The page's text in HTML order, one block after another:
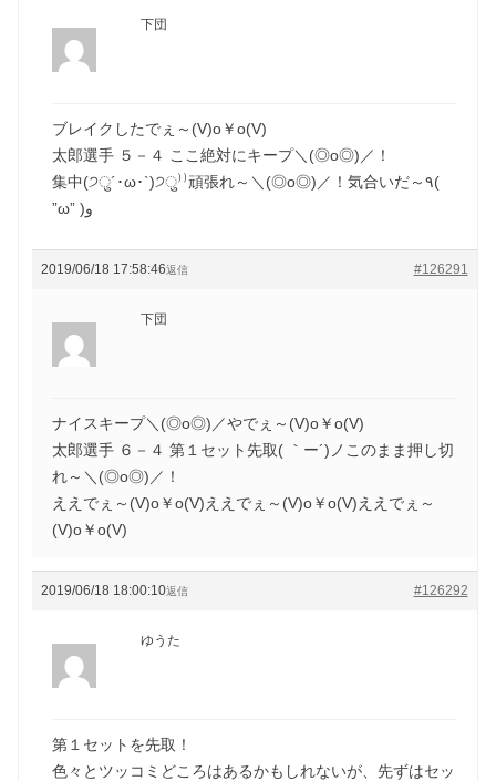
下団
ブレイクしたでぇ～(V)o￥o(V)
太郎選手 ５－４ ここ絶対にキープ＼(◎o◎)／！
集中(੭ु´･ω･`)੭ु⁾⁾頑張れ～＼(◎o◎)／！気合いだ～٩(
”ω” )و
2019/06/18 17:58:46 #126291
返信
下団
ナイスキープ＼(◎o◎)／やでぇ～(V)o￥o(V)
太郎選手 ６－４ 第１セット先取( ｀ー´)ノこのまま押し切
れ～＼(◎o◎)／！
ええでぇ～(V)o￥o(V)ええでぇ～(V)o￥o(V)ええでぇ～
(V)o￥o(V)
2019/06/18 18:00:10 #126292
返信
ゆうた
第１セットを先取！
色々とツッコミどころはあるかもしれないが、先ずはセッ